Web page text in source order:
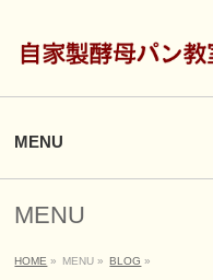
MENU
MENU
HOME » MENU » BLOG »